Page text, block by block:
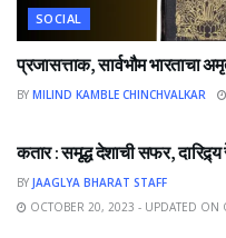
SOCIAL
प्रजासत्ताक, सार्वभौम भारताचा
BY MILIND KAMBLE CHINCHVALKAR
कतार : समृद्ध देशाची सफर,
BY JAAGLYA BHARAT STAFF
OCTOBER 20, 2023 - UPDATED ON